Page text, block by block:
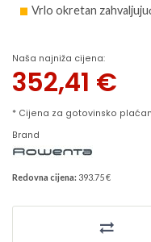
Vrlo okretan
Naša najniža cijena:
352,41 €
* Cijena za gotovinsko
Brand
Redovna cijena: 393.75 €